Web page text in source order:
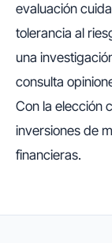
evaluación
tolerancia al
una
consulta
Con la elección
inversiones de
financieras.